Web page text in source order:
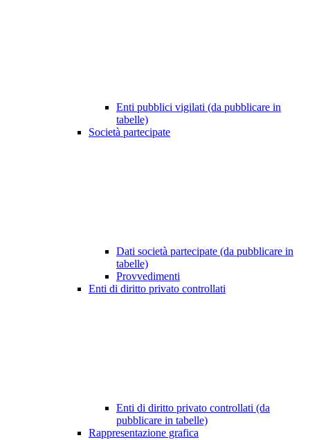
Enti pubblici vigilati (da pubblicare in
tabelle)
Società partecipate
Dati società partecipate (da pubblicare in
tabelle)
Provvedimenti
Enti di diritto privato controllati
Enti di diritto privato controllati (da
pubblicare in tabelle)
Rappresentazione grafica